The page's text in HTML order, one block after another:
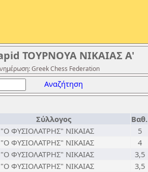
ΤΟΥΡΝΟΥΑ ΝΙΚΑΙΑΣ A'
Greek Chess Federation
Αναζήτηση
Σύλλογος Βαθ.
ΦΥΣΙΟΛΑΤΡΗΣ" ΝΙΚΑΙΑΣ 5
ΦΥΣΙΟΛΑΤΡΗΣ" ΝΙΚΑΙΑΣ 4
ΦΥΣΙΟΛΑΤΡΗΣ" ΝΙΚΑΙΑΣ 3,5
ΦΥΣΙΟΛΑΤΡΗΣ" ΝΙΚΑΙΑΣ 3,5